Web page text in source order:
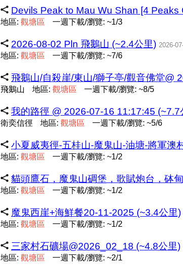
Devils Peak to Mau Wu Shan [4 Peaks
地區: 觀塘區 一週下載/瀏覽: ~1/3
2026-08-02 Pln 飛鵝山 (~2.4公里) 2026-
地區: 觀塘區 一週下載/瀏覽: ~7/6
飛鵝山/自殺崖/東山/獅子亭/觀音佛堂@
飛鵝山 地區: 觀塘區 一週下載/瀏覽: ~8/5
我的路徑 @ 2026-07-16 11:17:45 (~7.7
衛奕信徑 地區: 觀塘區 一週下載/瀏覽: ~5/6
小夏威夷徑-五桂山-魔鬼山-油塘-將軍澳
地區: 觀塘區 一週下載/瀏覽: ~1/2
貓頭鷹石，魔鬼山碉堡，歌賦炮台，砵
地區: 觀塘區 一週下載/瀏覽: ~1/2
魔鬼西崖+海鮮餐20-11-2025 (~3.4公里)
地區: 觀塘區 一週下載/瀏覽: ~1/2
三家村石礦場@2026_02_18 (~4.8公里)
地區: 觀塘區 一週下載/瀏覽: ~2/1